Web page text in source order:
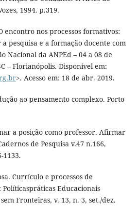
1994. p.319.
encontro nos processos formativos:
pesquisa e a formação docente com
Nacional da ANPEd – 04 a 08 de
– Florianópolis. Disponível em:
>. Acesso em: 18 de abr. 2019.
ao pensamento complexo. Porto
a posição como professor. Afirmar
de Pesquisa v.47 n.166,
1133.
Currículo e processos de
Educacionais
Fronteiras, v. 13, n. 3, set./dez.